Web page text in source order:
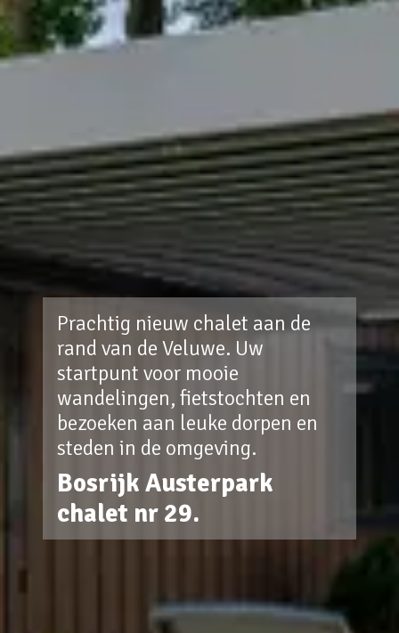
Prachtig nieuw chalet aan de
rand van de Veluwe. Uw
startpunt voor mooie
wandelingen, fietstochten en
bezoeken aan leuke dorpen en
steden in de omgeving.
Bosrijk Austerpark
chalet nr 29.